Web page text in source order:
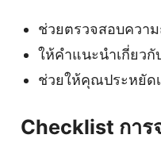
ช่วยตรวจสอบควา
ให้คำแนะนำเกี่ยว
ช่วยให้คุณประหยัด
Checklist การ